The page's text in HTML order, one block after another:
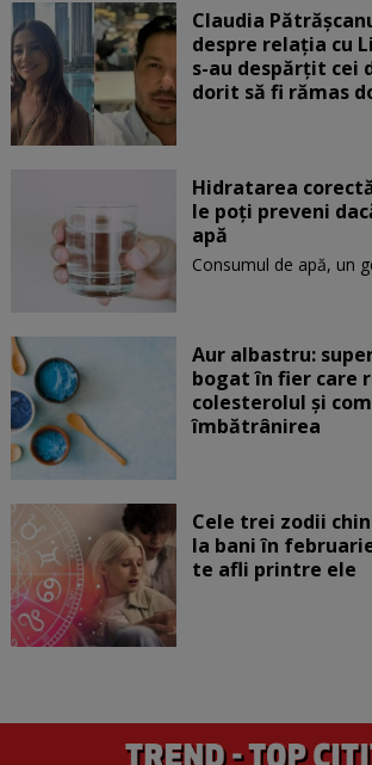
Claudia
despre relația cu
s-au despărțit cei
dorit să fi rămas
Hidratarea
le poți preveni
apă
Consumul de apă, un
Aur albastru:
bogat în fier care
colesterolul și
îmbătrânirea
Cele trei zodii
la bani în
te afli printre ele